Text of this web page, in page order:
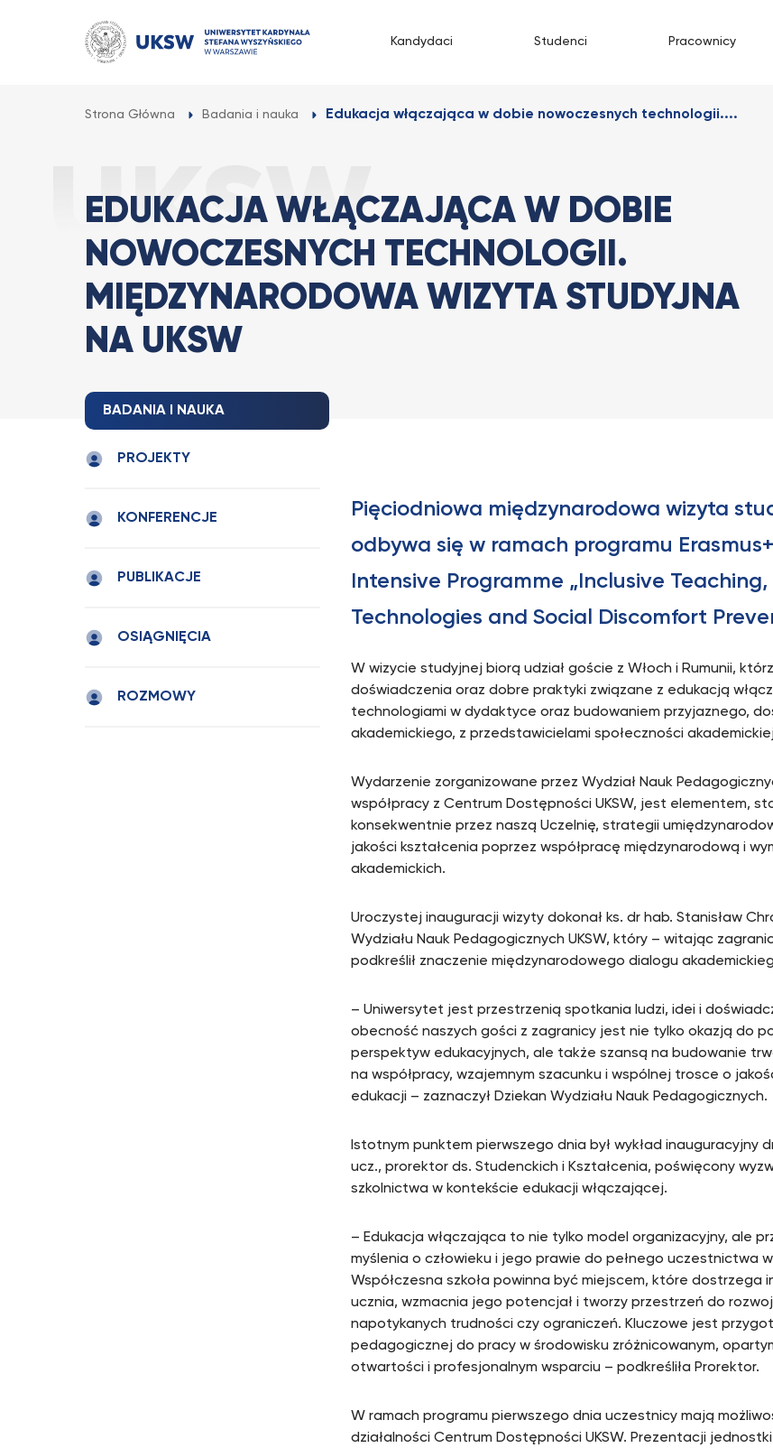
Kandydaci Studenci Pracownicy
Strona Główna Badania i nauka Edukacja włączająca w dobie nowoczesnych technologii....
EDUKACJA WŁĄCZAJĄCA W DOBIE
NOWOCZESNYCH TECHNOLOGII.
MIĘDZYNARODOWA WIZYTA STUDYJNA
NA UKSW
BADANIA I NAUKA
PROJEKTY
KONFERENCJE
PUBLIKACJE
OSIĄGNIĘCIA
ROZMOWY
Pięciodniowa międzynarodowa wizyta
odbywa się w ramach programu
Intensive Programme „Inclusive
Technologies and Social Discomfort
W wizycie studyjnej biorą udział goście z Włoch i Rumunii,
doświadczenia oraz dobre praktyki związane z edukacją
technologiami w dydaktyce oraz budowaniem przyjaznego,
akademickiego, z przedstawicielami społeczności akademickiej
Wydarzenie zorganizowane przez Wydział Nauk
współpracy z Centrum Dostępności UKSW, jest elementem,
konsekwentnie przez naszą Uczelnię, strategii
jakości kształcenia poprzez współpracę międzynarodową i
akademickich.
Uroczystej inauguracji wizyty dokonał ks. dr hab. Stanisław
Wydziału Nauk Pedagogicznych UKSW, który – witając
podkreślił znaczenie międzynarodowego dialogu
– Uniwersytet jest przestrzenią spotkania ludzi, idei i
obecność naszych gości z zagranicy jest nie tylko okazją do
perspektyw edukacyjnych, ale także szansą na budowanie
na współpracy, wzajemnym szacunku i wspólnej trosce o
edukacji – zaznaczył Dziekan Wydziału Nauk Pedagogicznych.
Istotnym punktem pierwszego dnia był wykład inauguracyjny
ucz., prorektor ds. Studenckich i Kształcenia, poświęcony
szkolnictwa w kontekście edukacji włączającej.
– Edukacja włączająca to nie tylko model organizacyjny, ale
myślenia o człowieku i jego prawie do pełnego uczestnictwa
Współczesna szkoła powinna być miejscem, które dostrzega
ucznia, wzmacnia jego potencjał i tworzy przestrzeń do
napotykanych trudności czy ograniczeń. Kluczowe jest
pedagogicznej do pracy w środowisku zróżnicowanym,
otwartości i profesjonalnym wsparciu – podkreśliła Prorektor.
W ramach programu pierwszego dnia uczestnicy mają
działalności Centrum Dostępności UKSW. Prezentacji jednostki